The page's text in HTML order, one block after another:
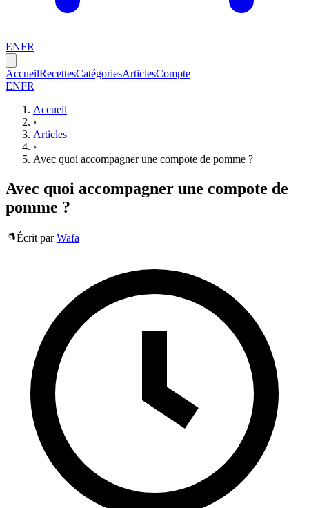
ENFR
AccueilRecettesCatégoriesArticlesCompte
ENFR
Accueil
›
Articles
›
Avec quoi accompagner une compote de pomme ?
Avec quoi accompagner une compote de
pomme ?
Écrit parWafa